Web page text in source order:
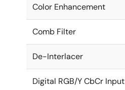
Color Enhancement
Comb Filter
De-Interlacer
Digital RGB/Y CbCr Input